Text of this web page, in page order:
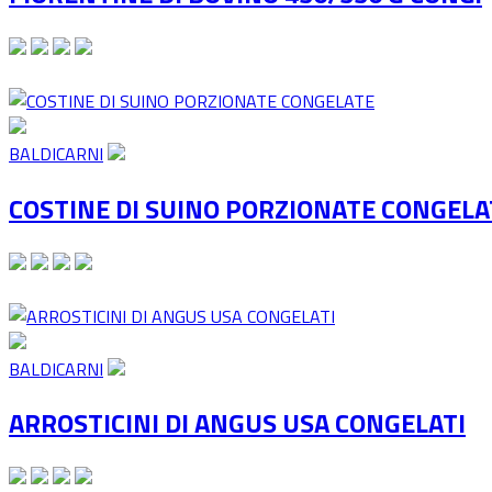
BALDICARNI
COSTINE DI SUINO PORZIONATE
BALDICARNI
ARROSTICINI DI ANGUS USA CONGELATI